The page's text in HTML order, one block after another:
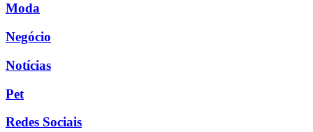
Moda
Negócio
Notícias
Pet
Redes Sociais